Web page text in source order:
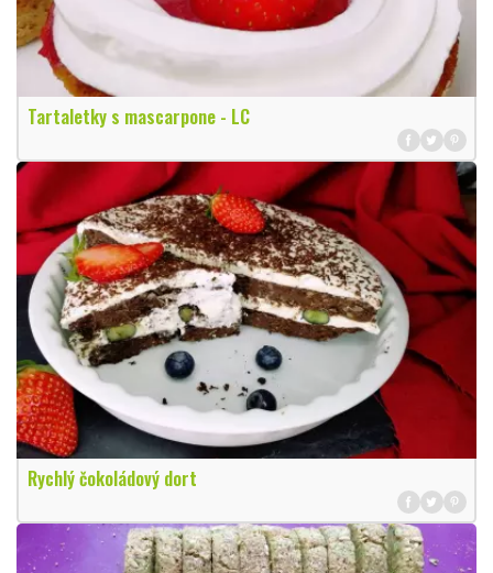
Tartaletky s mascarpone - LC
Rychlý čokoládový dort